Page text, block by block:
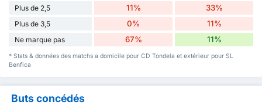
Plus de 2,5 11% 33%
Plus de 3,5 0% 11%
Ne marque pas 67% 11%
* Stats & données des matchs a domicile pour CD Tondela et extérieur pour SL
Benfica
Buts concédés